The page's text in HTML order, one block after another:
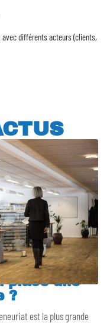
avec différents acteurs (clients,
place une
?
est la plus grande